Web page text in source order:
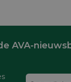
AVA-